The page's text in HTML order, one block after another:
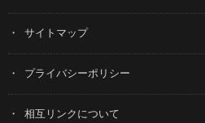
サイトマップ
プライバシーポリシー
相互リンクについて